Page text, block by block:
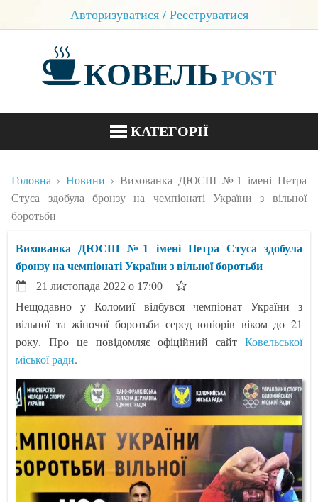
Авторизуватися / Реєструватися
КОВЕЛЬPOST
КАТЕГОРІЇ
БЛОГИ
Головна Новини
Вихованка ДЮСШ №1 імені Петра
Стуса здобула бронзу на чемпіонаті України з вільної
боротьби
Вихованка ДЮСШ №1 імені Петра Стуса здобула
бронзу на чемпіонаті України з вільної боротьби
21 листопада 2022 о 17:00
Нещодавно у Коломиї відбувся чемпіонат України з
вільної та жіночої боротьби серед юніорів віком до 21
року. Про це повідомляє офіційний сайт Ковельської
міської ради.